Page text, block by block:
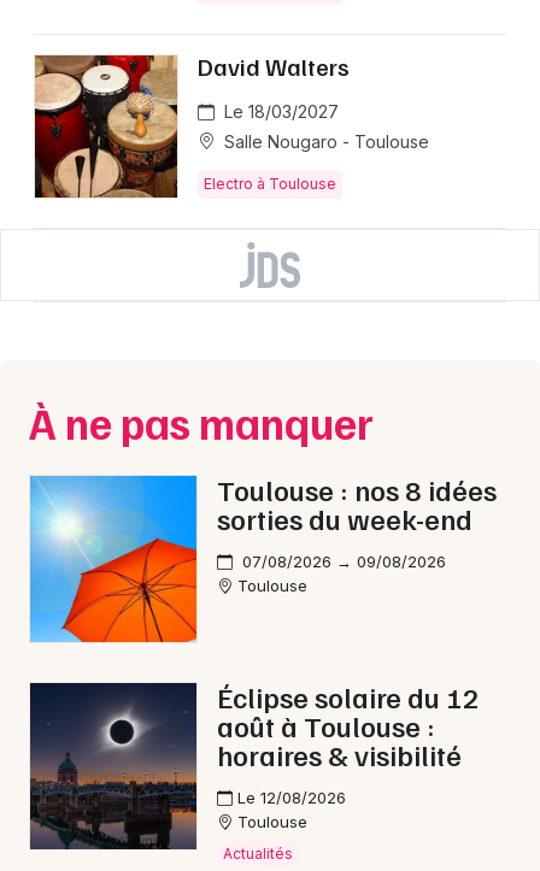
David Walters
Le 18/03/2027
Salle Nougaro - Toulouse
Electro à Toulouse
À ne pas manquer
Toulouse : nos 8 idées
sorties du week-end
07/08/2026 → 09/08/2026
Toulouse
Éclipse solaire du 12
août à Toulouse :
horaires & visibilité
Le 12/08/2026
Toulouse
Actualités